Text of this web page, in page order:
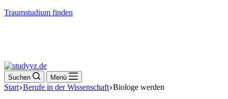
Traumstudium finden
Suchen Menü
Start Berufe in der Wissenschaft Biologe werden